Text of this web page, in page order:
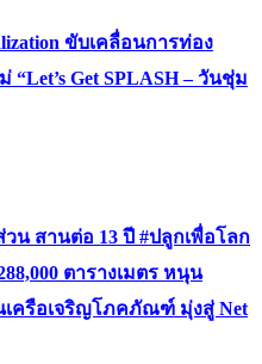
ขับเคลื่อนการท่อง
“Let’s Get SPLASH – วันชุ่ม
น สานต่อ 13 ปี #ปลูกเพื่อโลก
ตารางเมตร หนุน
ครือเจริญโภคภัณฑ์ มุ่งสู่ Net